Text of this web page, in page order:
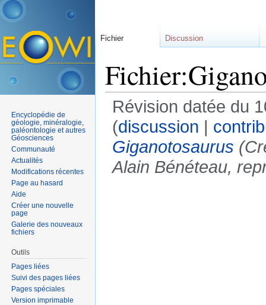
Révision datée du
(discussion |
Giganotosaurus
Alain Bénéteau,
Fichier Discussion
Encyclopédie de
géologie, minéralogie,
paléontologie et autres
Géosciences
Communauté
Actualités
Modifications récentes
Page au hasard
Aide
Créer une nouvelle
page
Galerie des nouveaux
fichiers
Outils
Pages liées
Suivi des pages liées
Pages spéciales
Version imprimable